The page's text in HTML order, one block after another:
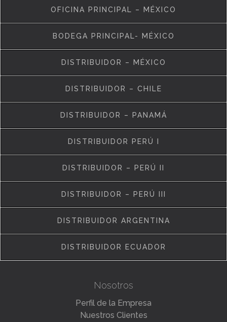
OFICINA PRINCIPAL – MÉXICO
BODEGA PRINCIPAL- MÉXICO
DISTRIBUIDOR – MÉXICO
DISTRIBUIDOR – CHILE
DISTRIBUIDOR – PANAMÁ
DISTRIBUIDOR PERÚ I
DISTRIBUIDOR – PERÚ II
DISTRIBUIDOR – PERÚ III
DISTRIBUIDOR ARGENTINA
DISTRIBUIDOR ECUADOR
Nosotros
Perfil de la Empresa
Nuestros Clientes